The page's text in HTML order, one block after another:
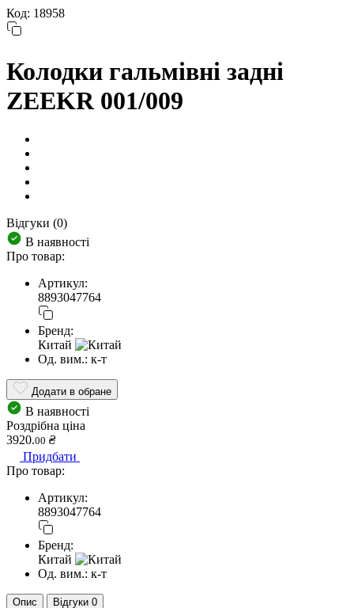
Код: 18958
Колодки гальмівні задні
ZEEKR 001/009
Відгуки (0)
В наявності
Про товар:
Артикул:
8893047764
Бренд:
Китай
Од. вим.: к-т
Додати в обране
В наявності
Роздрібна ціна
3920.00 ₴
Придбати
Про товар:
Артикул:
8893047764
Бренд:
Китай
Од. вим.: к-т
Опис Відгуки 0